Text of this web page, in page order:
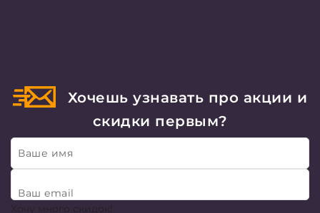
Хочешь узнавать про акции и
скидки первым?
Ваше имя
Ваш email
Хочу много скидок!